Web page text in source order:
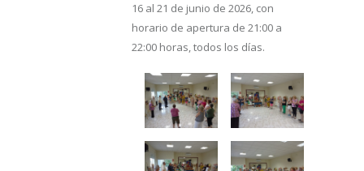
16 al 21 de junio de 2026, con
horario de apertura de 21:00 a
22:00 horas, todos los días.